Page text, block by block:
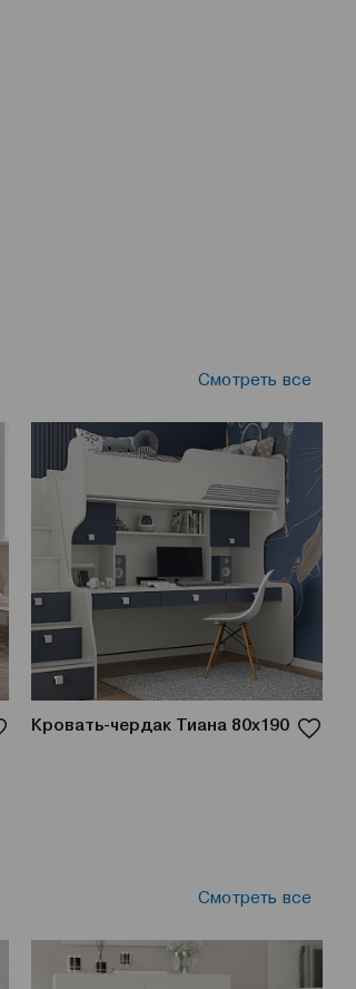
Смотреть все
Кровать-чердак Тиана 80x190
Смотреть все